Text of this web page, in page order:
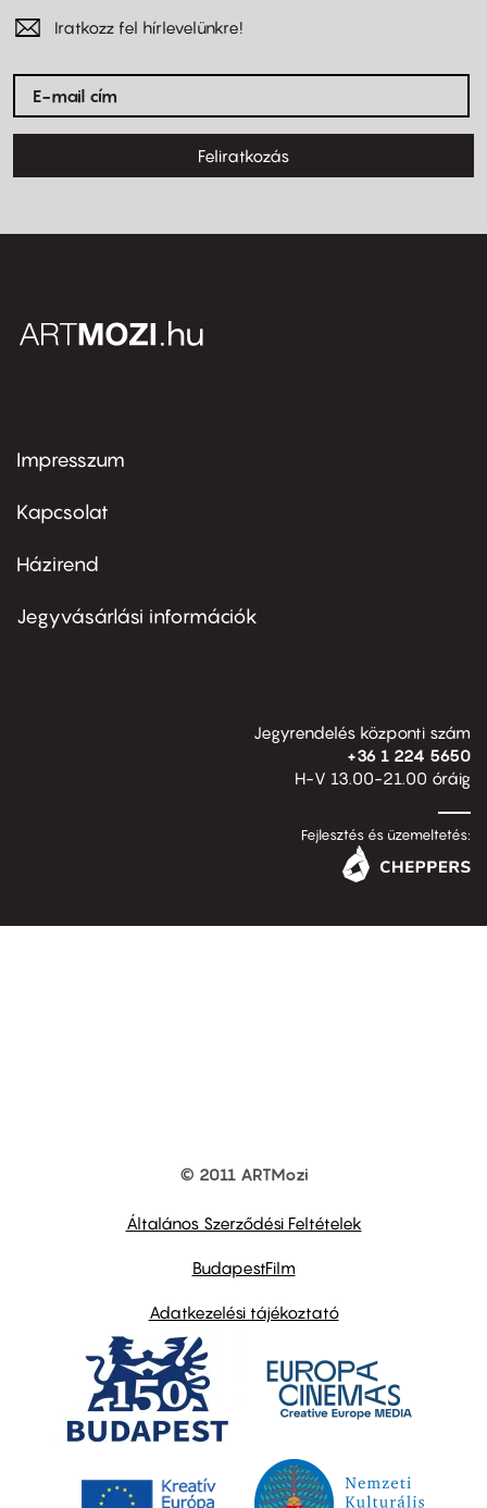
Iratkozz fel hírlevelünkre!
Feliratkozás
Footer
first
Impresszum
Kapcsolat
Footer
second
Házirend
Jegyvásárlási információk
Jegyrendelés központi szám
+36 1 224 5650
H-V 13.00-21.00 óráig
Fejlesztés és üzemeltetés:
© 2011 ARTMozi
Általános Szerződési Feltételek
BudapestFilm
Adatkezelési tájékoztató